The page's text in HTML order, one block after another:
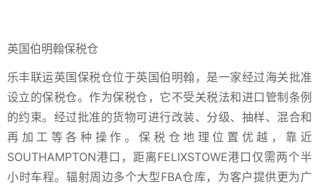
英国伯明翰保税仓
乐丰联运英国保税仓位于英国伯明翰，是一家经过海关批准
设立的保税仓。作为保税仓，它不受关税法和进口管制条例
的约束。经过批准的货物可进行改装、分级、抽样、混合和
再加工等各种操作。保税仓地理位置优越，靠近
SOUTHAMPTON港口，距离FELIXSTOWE港口仅需两个半
小时车程。辐射周边多个大型FBA仓库，为客户提供更为广